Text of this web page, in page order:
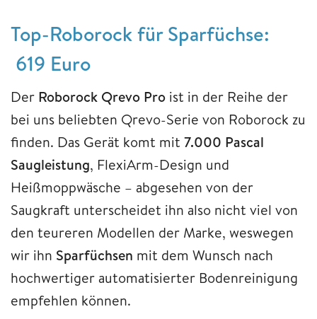
Top-Roborock für Sparfüchse:
619 Euro
Der Roborock Qrevo Pro ist in der Reihe der
bei uns beliebten Qrevo-Serie von Roborock zu
finden. Das Gerät komt mit 7.000 Pascal
Saugleistung, FlexiArm-Design und
Heißmoppwäsche – abgesehen von der
Saugkraft unterscheidet ihn also nicht viel von
den teureren Modellen der Marke, weswegen
wir ihn Sparfüchsen mit dem Wunsch nach
hochwertiger automatisierter Bodenreinigung
empfehlen können.